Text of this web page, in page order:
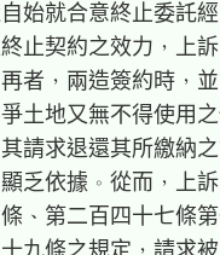
始就合意終止委託
止契約之效力，上
者，兩造簽約時，
土地又無不得使用
請求退還其所繳納
乏依據。從而，上
、第二百四十七條